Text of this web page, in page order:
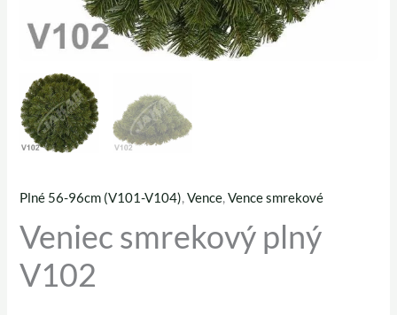
Plné 56-96cm (V101-V104),Vence,Vence smrekové
Veniec smrekový plný
V102
množstvo
Veniec
smrekový
plný